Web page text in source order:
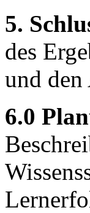
5.
des
und den
6.0